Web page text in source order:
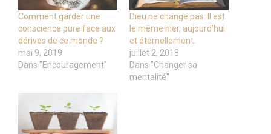
Comment garder une
conscience pure face aux
dérives de ce monde ?
mai 9, 2019
Dans "Encouragement"
Dieu ne change pas: Il est
le même hier, aujourd’hui
et éternellement.
juillet 2, 2018
Dans "Changer sa
mentalité"